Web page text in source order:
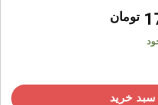
تومان
سبد خرید